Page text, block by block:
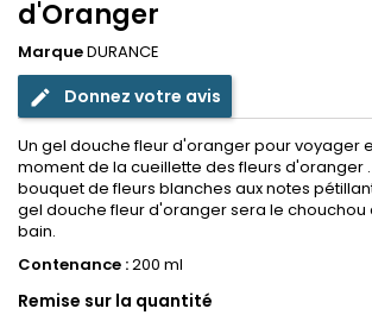
d'Oranger
MarqueDURANCE
edit Donnez votre avis
Un gel douche fleur d'oranger pour voyager
moment de la cueillette des fleurs d'oranger
bouquet de fleurs blanches aux notes
gel douche fleur d'oranger sera le chouchou
bain.
Contenance :200 ml
Remise sur la quantité